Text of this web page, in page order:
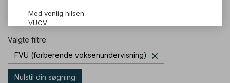
Hvilke fag?
Valgte filtre:
FVU (forberende voksenundervisning)
Nulstil din søgning
Med venlig hilsen
VUCV